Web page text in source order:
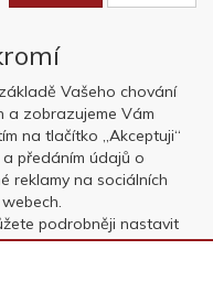
2022, powered byABRA E-
Vašeho chování
a zobrazujeme Vám
na tlačítko „Akceptuji“
předáním údajů o
reklamy na sociálních
podrobněji nastavit
„Nastavit“.